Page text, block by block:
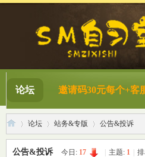
论坛 邀请码30元每个+客
论坛 站务&专版 公告&投诉
公告&投诉 今日: 17 主题: 1